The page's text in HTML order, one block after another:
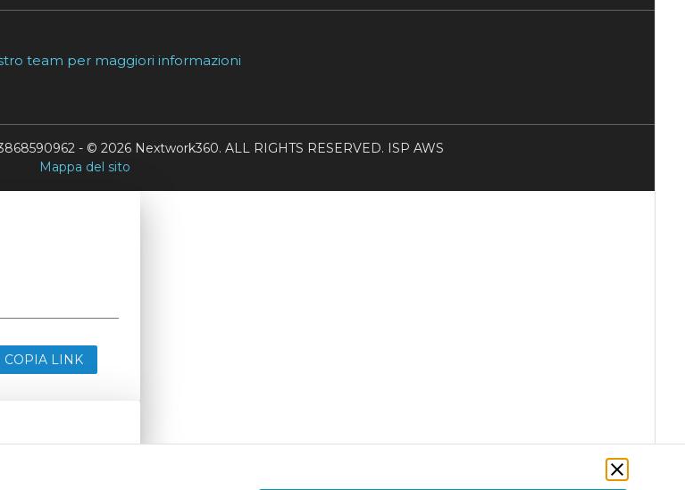
team per maggiori informazioni
- © 2026 Nextwork360. ALL RIGHTS RESERVED. ISP AWS
Mappa del sito
COPIA LINK